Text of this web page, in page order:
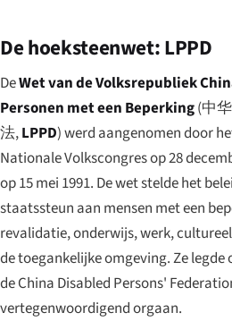
De hoeksteenwet: LPPD
DeWet van de Volksrepubliek
Personen met een Beperking(中
法,LPPD) werd aangenomen door
Nationale Volkscongres op 28
op 15 mei 1991. De wet stelde het
staatssteun aan mensen met een
revalidatie, onderwijs, werk,
de toegankelijke omgeving. Ze legde
de China Disabled Persons'
vertegenwoordigend orgaan.